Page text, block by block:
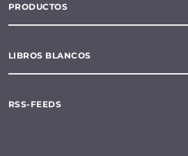
PRODUCTOS
LIBROS BLANCOS
RSS-FEEDS